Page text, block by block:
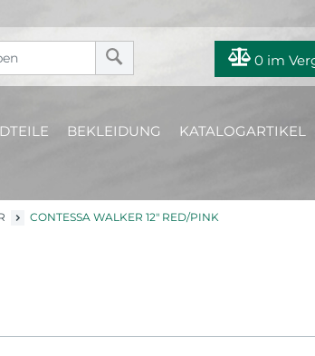
0 im
BEKLEIDUNG KATALOGARTIKEL
CONTESSA WALKER 12" RED/PINK